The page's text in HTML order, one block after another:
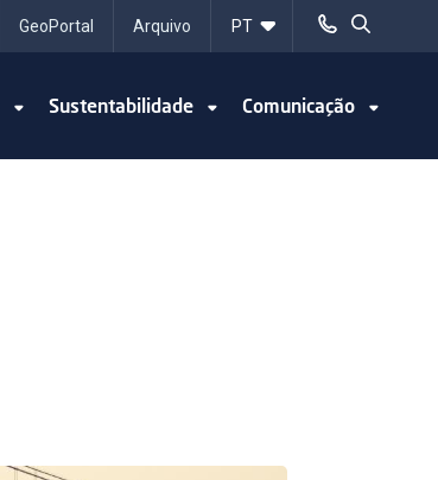
GeoPortal Arquivo
Sustentabilidade Comunicação